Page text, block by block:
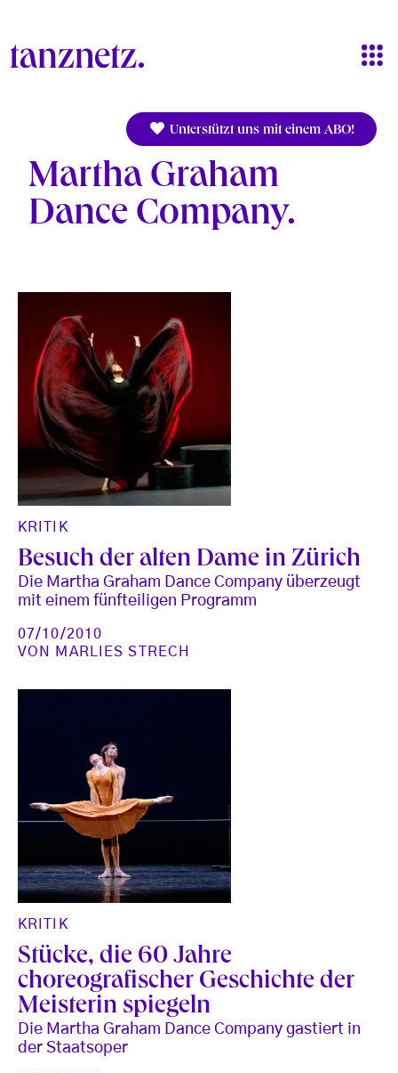
Unterstützt uns mit einem ABO!
Martha Graham
Dance Company
KRITIK
Besuch der alten Dame in Zürich
Die Martha Graham Dance Company überzeugt
mit einem fünfteiligen Programm
07/10/2010
VON MARLIES STRECH
KRITIK
Stücke, die 60 Jahre
choreografischer Geschichte der
Meisterin spiegeln
Die Martha Graham Dance Company gastiert in
der Staatsoper